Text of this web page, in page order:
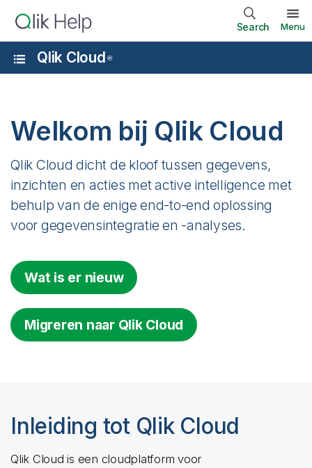
Search Menu
Qlik Cloud ®
Welkom bij Qlik Cloud
Qlik Cloud dicht de kloof tussen gegevens,
inzichten en acties met active intelligence met
behulp van de enige end-to-end oplossing
voor gegevensintegratie en -analyses.
Wat is er nieuw
Migreren naar Qlik Cloud
Inleiding tot Qlik Cloud
Qlik Cloud is een cloudplatform voor